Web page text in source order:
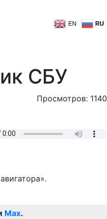
EN RU
СБУ
Просмотров: 1140
Max.